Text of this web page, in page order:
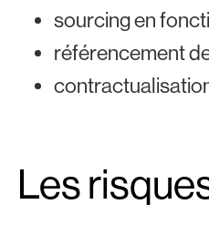
sourcing en
référencement
Les